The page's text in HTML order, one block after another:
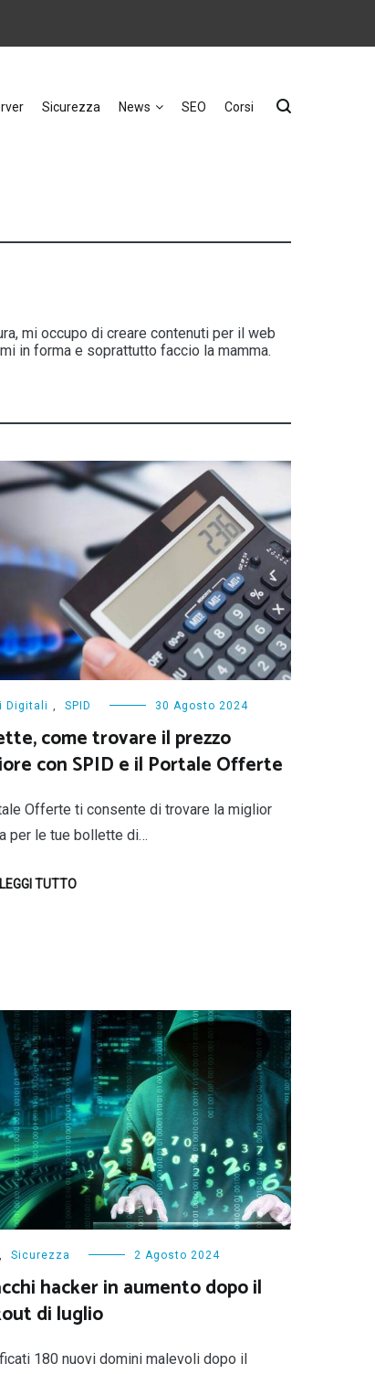
Sicurezza News SEO Corsi
mi occupo di creare contenuti per il web
in forma e soprattutto faccio la mamma.
Digitali , SPID 30 Agosto 2024
come trovare il prezzo
con SPID e il Portale Offerte
Offerte ti consente di trovare la miglior
per le tue bollette di…
LEGGI TUTTO
, Sicurezza 2 Agosto 2024
hacker in aumento dopo il
di luglio
180 nuovi domini malevoli dopo il